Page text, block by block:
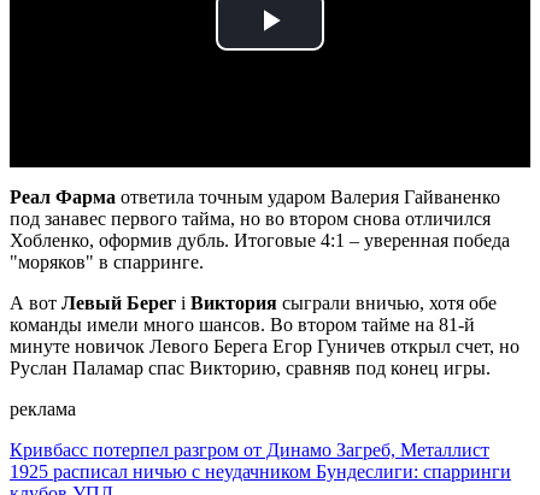
Play
Реал Фарма ответила точным ударом Валерия Гайваненко
под занавес первого тайма, но во втором снова отличился
Хобленко, оформив дубль. Итоговые 4:1 – уверенная победа
"моряков" в спарринге.
А вот Левый Берег і Виктория сыграли вничью, хотя обе
команды имели много шансов. Во втором тайме на 81-й
минуте новичок Левого Берега Егор Гуничев открыл счет, но
Руслан Паламар спас Викторию, сравняв под конец игры.
реклама
Кривбасс потерпел разгром от Динамо Загреб, Металлист
1925 расписал ничью с неудачником Бундеслиги: спарринги